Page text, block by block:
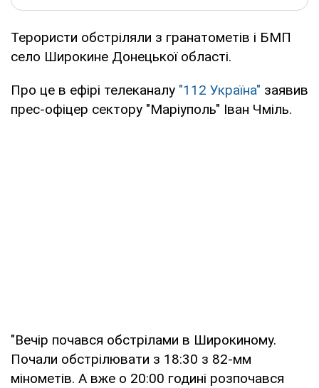
Терористи обстріляли з гранатометів і БМП
село Широкине Донецької області.
Про це в ефірі телеканалу "112 Україна" заявив
прес-офіцер сектору "Маріуполь" Іван Чміль.
"Вечір почався обстрілами в Широкиному.
Почали обстрілювати з 18:30 з 82-мм
мінометів. А вже о 20:00 годині розпочався